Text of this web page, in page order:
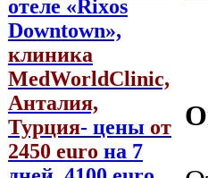
отеле «Rixos
Downtown»,
клиника
MedWorldClinic,
Анталия,
Турция- цены от
2450 euro на 7